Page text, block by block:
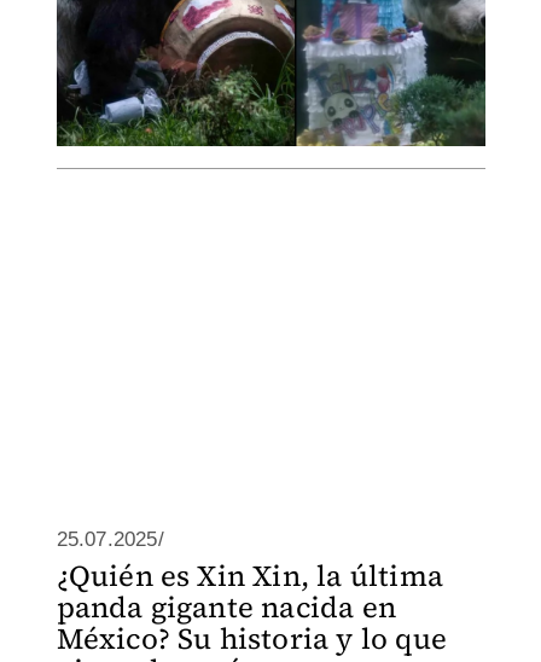
25.07.2025/
¿Quién es Xin Xin, la última
panda gigante nacida en
México? Su historia y lo que